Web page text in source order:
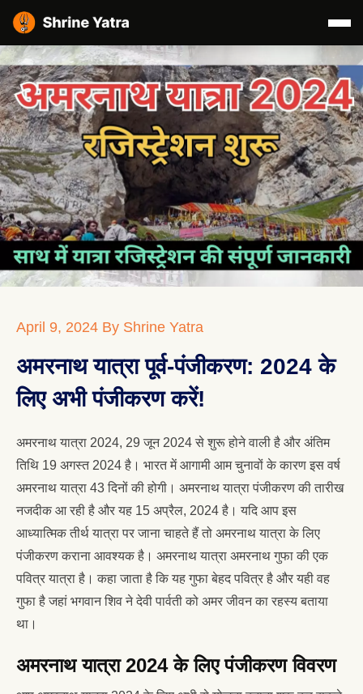
April 9, 2024 By Shrine Yatra
अमरनाथ यात्रा पूर्व-पंजीकरण: 2024 के
लिए अभी पंजीकरण करें!
अमरनाथ यात्रा 2024, 29 जून 2024 से शुरू होने वाली है और अंतिम
तिथि 19 अगस्त 2024 है। भारत में आगामी आम चुनावों के कारण इस वर्ष
अमरनाथ यात्रा 43 दिनों की होगी। अमरनाथ यात्रा पंजीकरण की तारीख
नजदीक आ रही है और यह 15 अप्रैल, 2024 है। यदि आप इस
आध्यात्मिक तीर्थ यात्रा पर जाना चाहते हैं तो अमरनाथ यात्रा के लिए
पंजीकरण कराना आवश्यक है। अमरनाथ यात्रा अमरनाथ गुफा की एक
पवित्र यात्रा है। कहा जाता है कि यह गुफा बेहद पवित्र है और यही वह
गुफा है जहां भगवान शिव ने देवी पार्वती को अमर जीवन का रहस्य बताया
था।
अमरनाथ यात्रा 2024 के लिए पंजीकरण विवरण